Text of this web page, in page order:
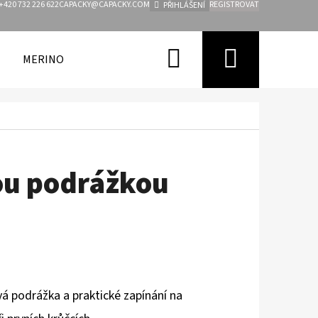
+420 732 226 622CAPACKY@CAPACKY.COM PŘIHLÁŠENÍ REGISTROVAT
MERINO Hledat
podrážkou
podrážka a praktické zapínání na